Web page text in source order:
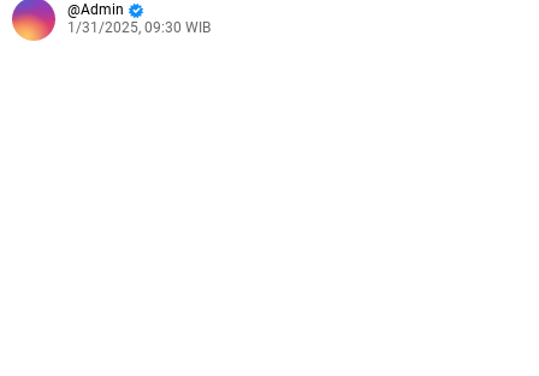
Admin
1/31/2025, 09:30 WIB